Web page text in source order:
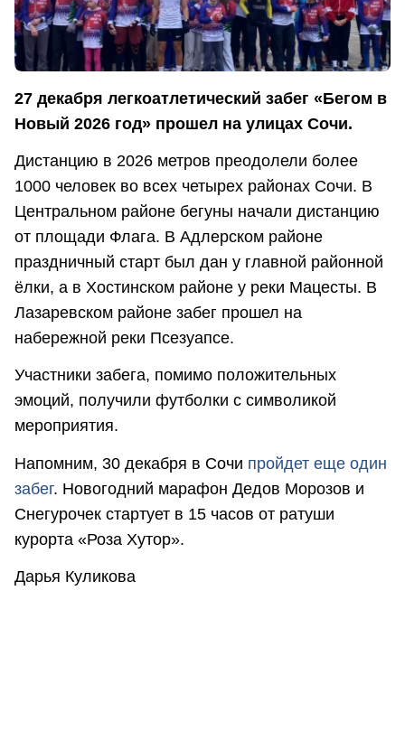
27 декабря легкоатлетический забег «Бегом в
Новый 2026 год» прошел на улицах Сочи.
Дистанцию в 2026 метров преодолели более
1000 человек во всех четырех районах Сочи. В
Центральном районе бегуны начали дистанцию
от площади Флага. В Адлерском районе
праздничный старт был дан у главной районной
ёлки, а в Хостинском районе у реки Мацесты. В
Лазаревском районе забег прошел на
набережной реки Псезуапсе.
Участники забега, помимо положительных
эмоций, получили футболки с символикой
мероприятия.
Напомним, 30 декабря в Сочи пройдет еще один
забег. Новогодний марафон Дедов Морозов и
Снегурочек стартует в 15 часов от ратуши
курорта «Роза Хутор».
Дарья Куликова